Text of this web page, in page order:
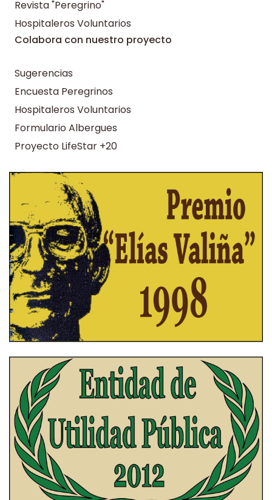
Revista "Peregrino"
Hospitaleros Voluntarios
Colabora con nuestro proyecto
Sugerencias
Encuesta Peregrinos
Hospitaleros Voluntarios
Formulario Albergues
Proyecto LifeStar +20